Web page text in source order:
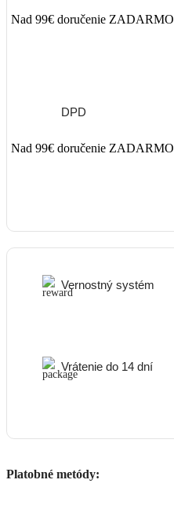
Nad 99€ doručenie ZADARMO
DPD
Nad 99€ doručenie ZADARMO
Vernostný systém
Vrátenie do 14 dní
Platobné metódy: